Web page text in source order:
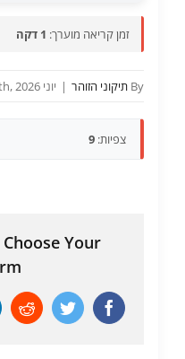
זמן קריאה מוערך: 1 דקה
By תיקוני הזוהר | יוני 14th, 2026
צפיות: 9
Your
Facebook
Twitter